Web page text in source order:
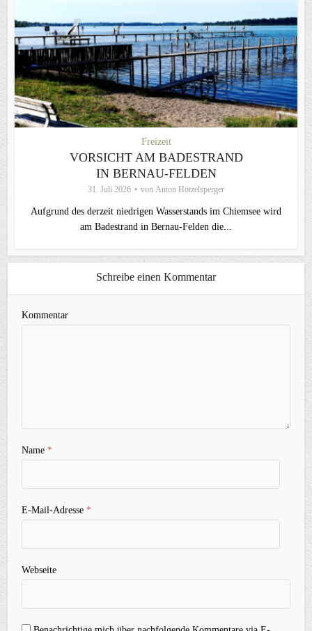
Freizeit
VORSICHT AM BADESTRAND
IN BERNAU-FELDEN
31. Juli 2026 von Anton Hötzelsperger
Aufgrund des derzeit niedrigen Wasserstands im Chiemsee wird
am Badestrand in Bernau-Felden die...
Schreibe einen Kommentar
Kommentar
Name*
E-Mail-Adresse*
Webseite